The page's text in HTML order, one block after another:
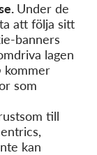
Under de
att följa sitt
banners
lagen
kommer
som
som till
,
kan